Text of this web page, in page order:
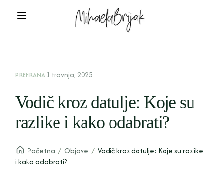
PREHRANA1 travnja, 2025
Vodič kroz datulje: Koje su
razlike i kako odabrati?
Početna / Objave / Vodič kroz datulje: Koje su razlike
i kako odabrati?